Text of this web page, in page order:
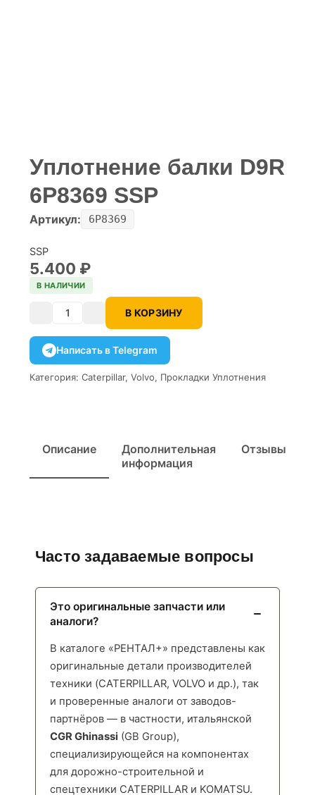
Уплотнение балки D9R
6P8369 SSP
Артикул: 6P8369
SSP
5.400 ₽
В НАЛИЧИИ
Количество В КОРЗИНУ
Написать в Telegram
Категория: Caterpillar, Volvo, Прокладки Уплотнения
Описание
Дополнительная
информация
Отзывы
Часто задаваемые вопросы
Это оригинальные запчасти или
аналоги?
В каталоге «РЕНТАЛ+» представлены как
оригинальные детали производителей
техники (CATERPILLAR, VOLVO и др.), так
и проверенные аналоги от заводов-
партнёров — в частности, итальянской
CGR Ghinassi (GB Group),
специализирующейся на компонентах
для дорожно-строительной и
спецтехники CATERPILLAR и KOMATSU.